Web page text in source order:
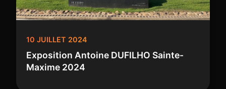
10 JUILLET 2024
Exposition Antoine DUFILHO Sainte-
Maxime 2024